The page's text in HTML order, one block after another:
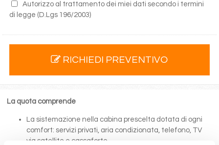
Autorizzo al trattamento dei miei dati secondo i termini
di legge (D.Lgs 196/2003)
RICHIEDI PREVENTIVO
La quota comprende
La sistemazione nella cabina prescelta dotata di ogni
comfort: servizi privati, aria condizionata, telefono, TV
via satellite e cassaforte.